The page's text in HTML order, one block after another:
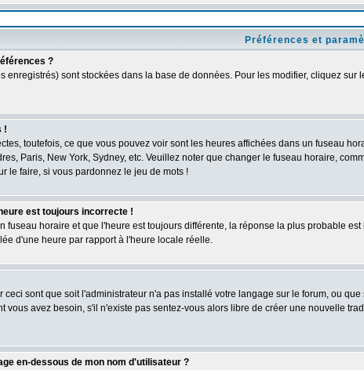
Préférences et
?
enregistrés) sont stockées dans la base de données. Pour les modifier, cliquez sur
!
toutefois, ce que vous pouvez voir sont les heures affichées dans un fuseau
Paris, New York, Sydney, etc. Veuillez noter que changer le fuseau horaire,
le faire, si vous pardonnez le jeu de mots !
est toujours incorrecte !
fuseau horaire et que l'heure est toujours différente, la réponse la plus probable
d'une heure par rapport à l'heure locale réelle.
sont que soit l'administrateur n'a pas installé votre langage sur le forum, ou
vous avez besoin, s'il n'existe pas sentez-vous alors libre de créer une nouvelle
en-dessous de mon nom d'utilisateur ?